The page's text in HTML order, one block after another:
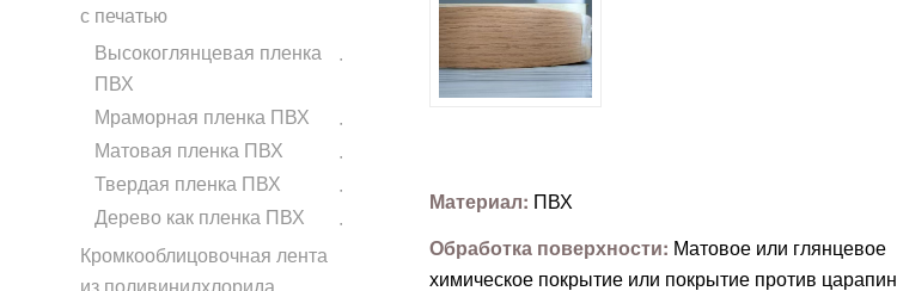
Материал: ПВХ
Обработка поверхности: Матовое или глянцевое
химическое покрытие или покрытие против царапин
с печатью
Высокоглянцевая пленка
ПВХ
Мраморная пленка ПВХ
Матовая пленка ПВХ
Твердая пленка ПВХ
Дерево как пленка ПВХ
Кромкооблицовочная лента